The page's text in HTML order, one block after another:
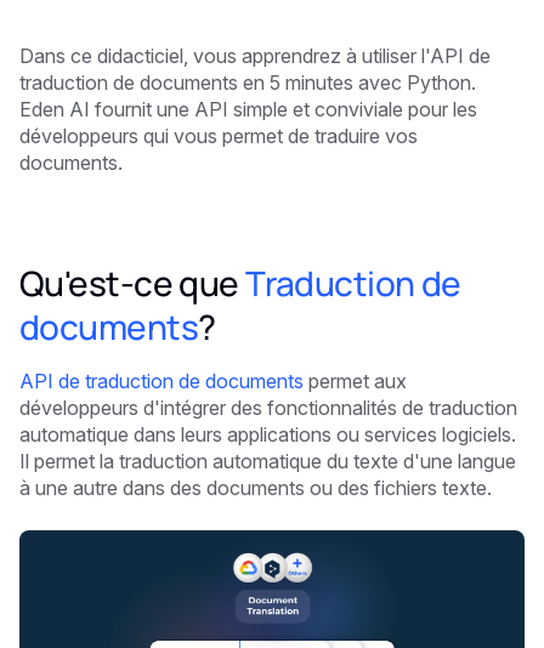
Dans ce didacticiel, vous apprendrez à utiliser l'API de
traduction de documents en 5 minutes avec Python.
Eden AI fournit une API simple et conviviale pour les
développeurs qui vous permet de traduire vos
documents.
Qu'est-ce queTraduction de
documents?
API de traduction de documents permet aux
développeurs d'intégrer des fonctionnalités de traduction
automatique dans leurs applications ou services logiciels.
Il permet la traduction automatique du texte d'une langue
à une autre dans des documents ou des fichiers texte.